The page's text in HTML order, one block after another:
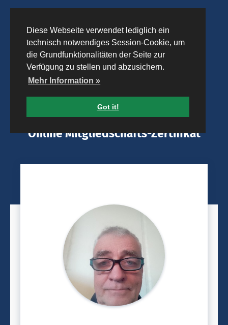
Diese Webseite verwendet lediglich ein
technisch notwendiges Session-Cookie, um
die Grundfunktionalitäten der Seite zur
Verfügung zu stellen und abzusichern.
Mehr Information »
Got it!
Online Mitgliedschafts-Zertifikat